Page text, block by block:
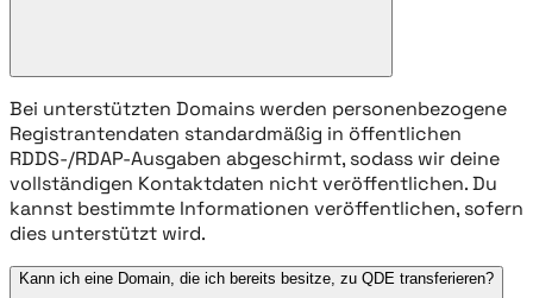
Bei unterstützten Domains werden personenbezogene
Registrantendaten standardmäßig in öffentlichen
RDDS-/RDAP-Ausgaben abgeschirmt, sodass wir deine
vollständigen Kontaktdaten nicht veröffentlichen. Du
kannst bestimmte Informationen veröffentlichen, sofern
dies unterstützt wird.
Kann ich eine Domain, die ich bereits besitze, zu QDE transferieren?